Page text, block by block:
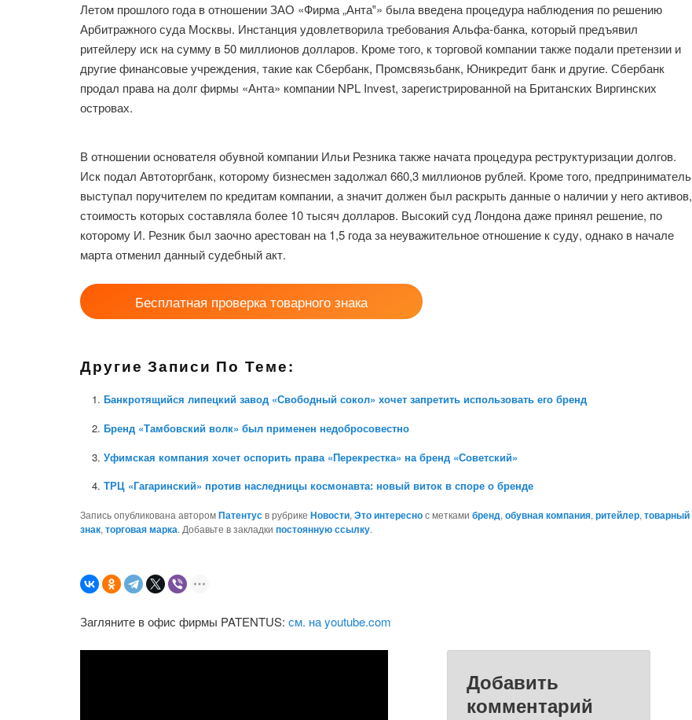
Летом прошлого года в отношении ЗАО «Фирма „Анта‟» была введена процедура наблюдения по решению
Арбитражного суда Москвы. Инстанция удовлетворила требования Альфа-банка, который предъявил
ритейлеру иск на сумму в 50 миллионов долларов. Кроме того, к торговой компании также подали претензии и
другие финансовые учреждения, такие как Сбербанк, Промсвязьбанк, Юникредит банк и другие. Сбербанк
продал права на долг фирмы «Анта» компании NPL Invest, зарегистрированной на Британских Виргинских
островах.
В отношении основателя обувной компании Ильи Резника также начата процедура реструктуризации долгов.
Иск подал Автоторгбанк, которому бизнесмен задолжал 660,3 миллионов рублей. Кроме того, предприниматель
выступал поручителем по кредитам компании, а значит должен был раскрыть данные о наличии у него активов,
стоимость которых составляла более 10 тысяч долларов. Высокий суд Лондона даже принял решение, по
которому И. Резник был заочно арестован на 1,5 года за неуважительное отношение к суду, однако в начале
марта отменил данный судебный акт.
Бесплатная проверка товарного знака
Другие Записи По Теме:
Банкротящийся липецкий завод «Свободный сокол» хочет запретить использовать его бренд
Бренд «Тамбовский волк» был применен недобросовестно
Уфимская компания хочет оспорить права «Перекрестка» на бренд «Советский»
ТРЦ «Гагаринский» против наследницы космонавта: новый виток в споре о бренде
Запись опубликована авторомПатентусв рубрикеНовости,Это интереснос меткамибренд,обувная компания,ритейлер,товарный
знак,торговая марка. Добавьте в закладкипостоянную ссылку.
Загляните в офис фирмы PATENTUS:см. на youtube.com
Добавить
комментарий